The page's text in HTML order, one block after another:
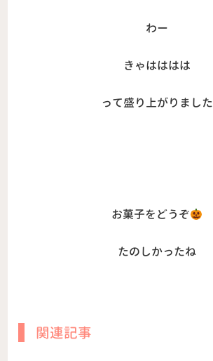
わー
きゃはははは
って盛り上がりました
お菓子をどうぞ
たのしかったね
関連記事